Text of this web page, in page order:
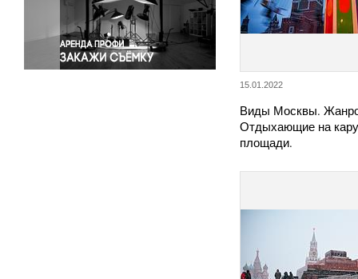
Экология
Экономика и бизнес
15.01.2022
Виды Москвы.
Отдыхающие на
площади.